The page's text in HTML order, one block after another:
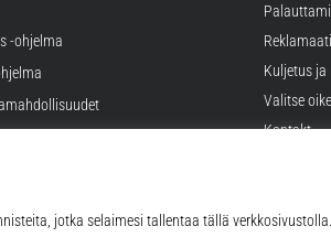
-ohjelma
Kuljetus ja
Valitse
Kontakt